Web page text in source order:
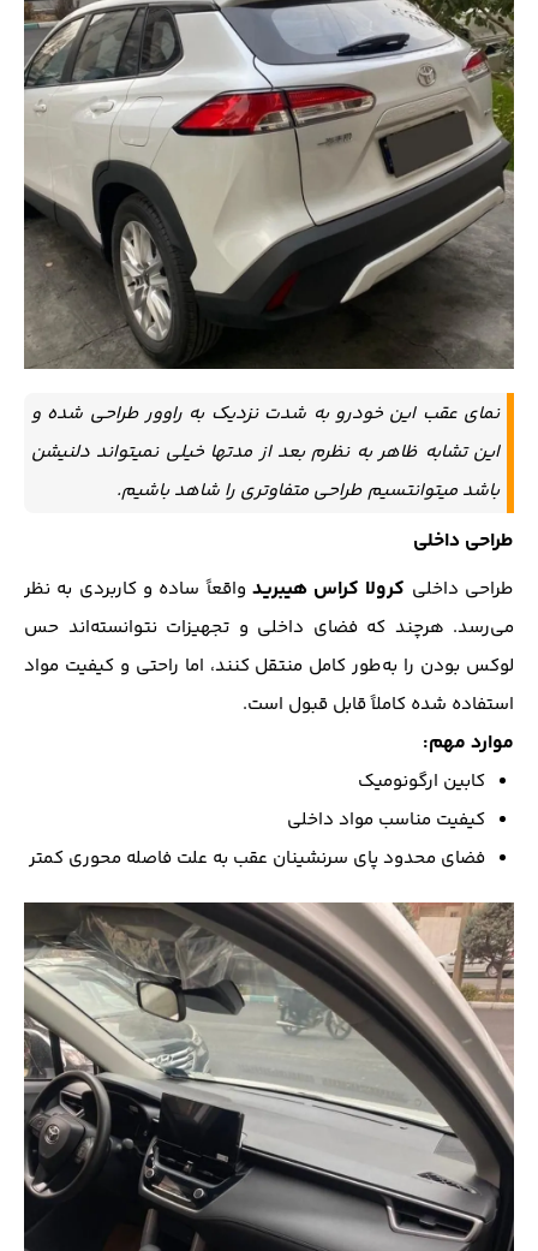
نمای عقب این خودرو به شدت نزدیک به راوور طراحی شده و
این تشابه ظاهر به نظرم بعد از مدتها خیلی نمیتواند دلنیشن
باشد میتوانتسیم طراحی متفاوتری را شاهد باشیم.
طراحی داخلی
طراحی داخلی کرولا کراس هیبرید واقعاً ساده و کاربردی به نظر
می‌رسد. هرچند که فضای داخلی و تجهیزات نتوانسته‌اند حس
لوکس بودن را به‌طور کامل منتقل کنند، اما راحتی و کیفیت مواد
استفاده شده کاملاً قابل قبول است.
موارد مهم:
کابین ارگونومیک
کیفیت مناسب مواد داخلی
فضای محدود پای سرنشینان عقب به علت فاصله محوری کمتر